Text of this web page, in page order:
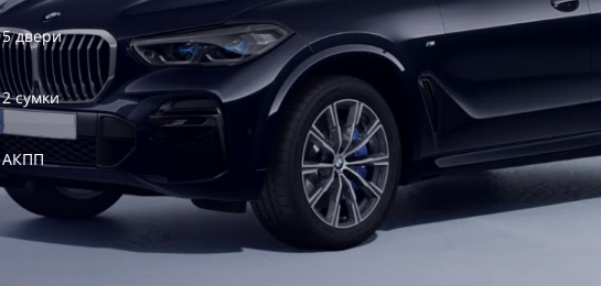
5 двери
2 сумки
АКПП